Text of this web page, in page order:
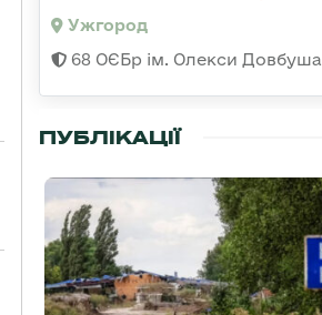
Ужгород
68 ОЄБр ім. Олекси Довбуша
ПУБЛІКАЦІЇ